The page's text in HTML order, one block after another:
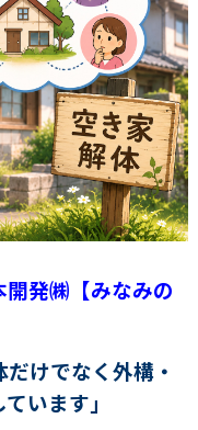
開発㈱【みなみの
けでなく外構・
います」